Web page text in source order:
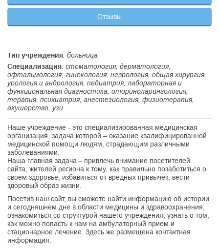
Отзывы
Тип учреждения: больница
Специализация: стоматология, дерматология,
офтальмология, гинекология, неврология, общая хирургия,
урология и андрология, педиатрия, лабораторная и
функциональная диагностика, оториноларингология,
терапия, психиатрия, анестезиология, физиотерапия,
акушерство, узи
Наше учреждение - это специализированная медицинская
организация, задача которой – оказание квалифицированной
медицинской помощи людям, страдающим различными
заболеваниями.
Наша главная задача – привлечь внимание посетителей
сайта, жителей региона к тому, как правильно позаботиться о
своем здоровье, избавиться от вредных привычек, вести
здоровый образ жизни.
Посетив наш сайт, вы сможете найти информацию об истории
и сегодняшнем дне в области медицины и здравоохранения,
ознакомиться со структурой нашего учреждения, узнать о том,
как можно попасть к нам на амбулаторный прием и
стационарное лечение. Здесь же размещена контактная
информация.